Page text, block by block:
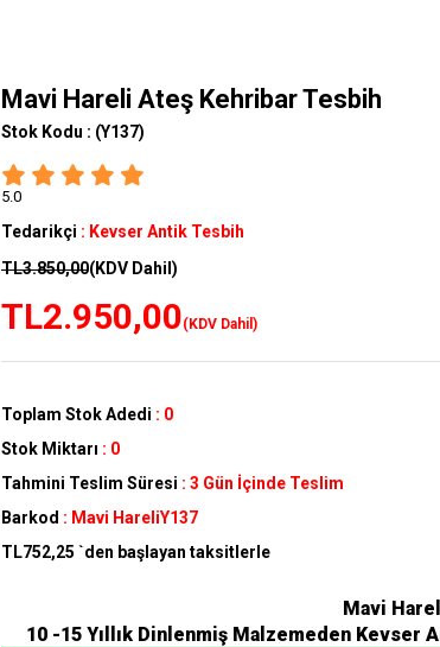
Mavi Hareli Ateş Kehribar Tesbih
Stok Kodu : (Y137)
5.0
Tedarikçi : Kevser Antik Tesbih
TL3.850,00(KDV Dahil)
TL2.950,00(KDV Dahil)
Toplam Stok Adedi : 0
Stok Miktarı : 0
Tahmini Teslim Süresi : 3 Gün İçinde Teslim
Barkod : Mavi HareliY137
TL752,25 `den başlayan taksitlerle
Mavi
10 -15 Yıllık Dinlenmiş Malzemeden Kevser